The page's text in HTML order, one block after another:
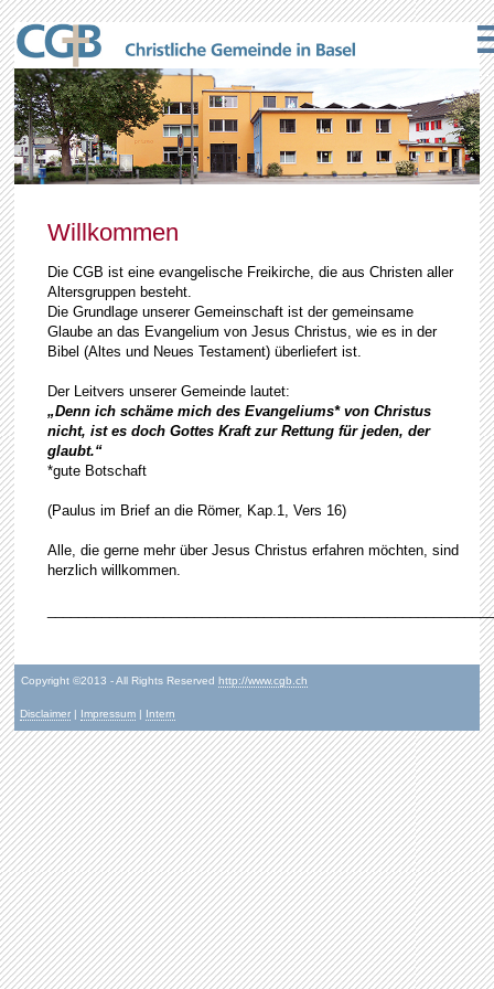
Willkommen
Die CGB ist eine evangelische Freikirche, die aus Christen aller
Altersgruppen besteht.
Die Grundlage unserer Gemeinschaft ist der gemeinsame
Glaube an das Evangelium von Jesus Christus, wie es in der
Bibel (Altes und Neues Testament) überliefert ist.
Der Leitvers unserer Gemeinde lautet:
„Denn ich schäme mich des Evangeliums* von Christus
nicht, ist es doch Gottes Kraft zur Rettung für jeden, der
glaubt.“
*gute Botschaft
(Paulus im Brief an die Römer, Kap.1, Vers 16)
Alle, die gerne mehr über Jesus Christus erfahren möchten, sind
herzlich willkommen.
Copyright ©2013 - All Rights Reservedhttp://www.cgb.ch
Disclaimer | Impressum | Intern